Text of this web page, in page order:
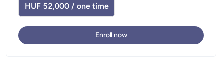
HUF 52,000 / one time
Enroll now